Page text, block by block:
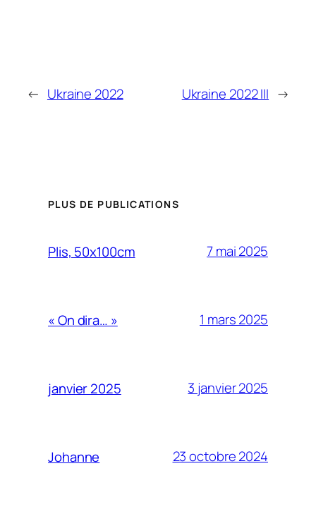
← Ukraine 2022 Ukraine 2022 III →
PLUS DE PUBLICATIONS
Plis, 50x100cm 7 mai 2025
« On dira… » 1 mars 2025
janvier 2025 3 janvier 2025
Johanne 23 octobre 2024